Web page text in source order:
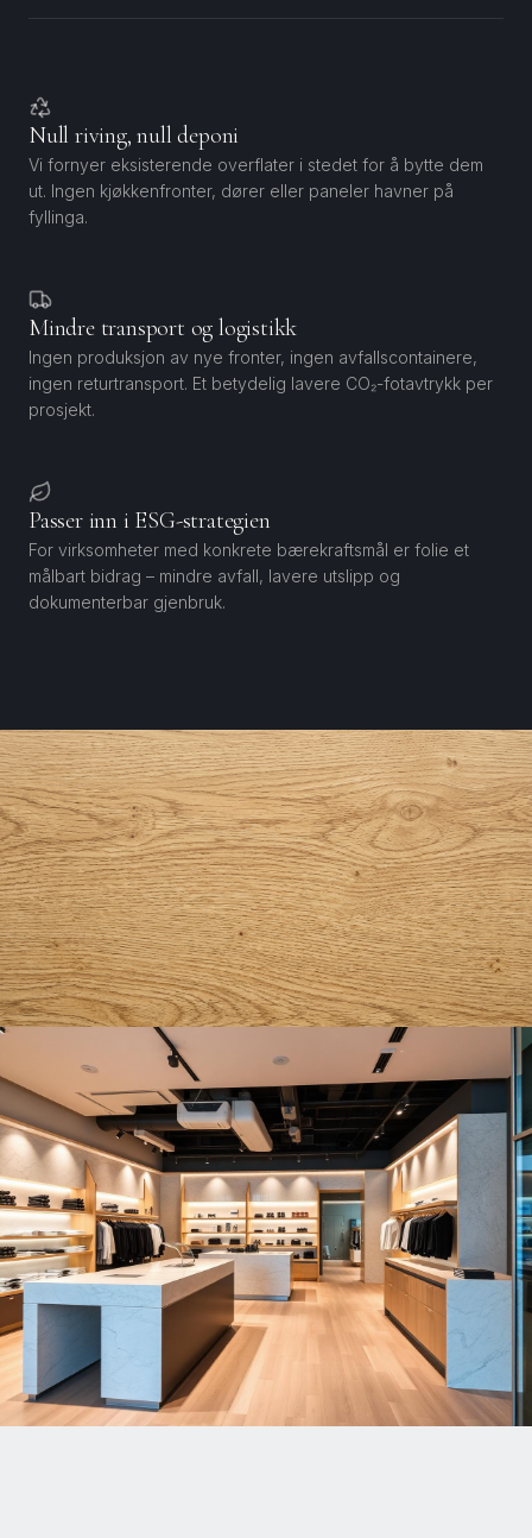
Null riving, null deponi
Vi fornyer eksisterende overflater i stedet for å bytte dem
ut. Ingen kjøkkenfronter, dører eller paneler havner på
fyllinga.
Mindre transport og logistikk
Ingen produksjon av nye fronter, ingen avfallscontainere,
ingen returtransport. Et betydelig lavere CO₂-fotavtrykk per
prosjekt.
Passer inn i ESG-strategien
For virksomheter med konkrete bærekraftsmål er folie et
målbart bidrag – mindre avfall, lavere utslipp og
dokumenterbar gjenbruk.